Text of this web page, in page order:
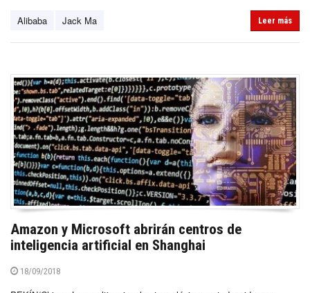
Alibaba Jack Ma Leer más
Amazon y Microsoft abrirán centros de
inteligencia artificial en Shanghai
18/09/2018